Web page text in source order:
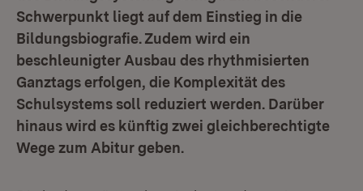
Schwerpunkt liegt auf dem Einstieg in die
Bildungsbiografie. Zudem wird ein
beschleunigter Ausbau des rhythmisierten
Ganztags erfolgen, die Komplexität des
Schulsystems soll reduziert werden. Darüber
hinaus wird es künftig zwei gleichberechtigte
Wege zum Abitur geben.